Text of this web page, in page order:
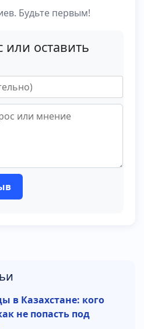
Будьте первым!
или оставить
в Казахстане: кого
не попасть под